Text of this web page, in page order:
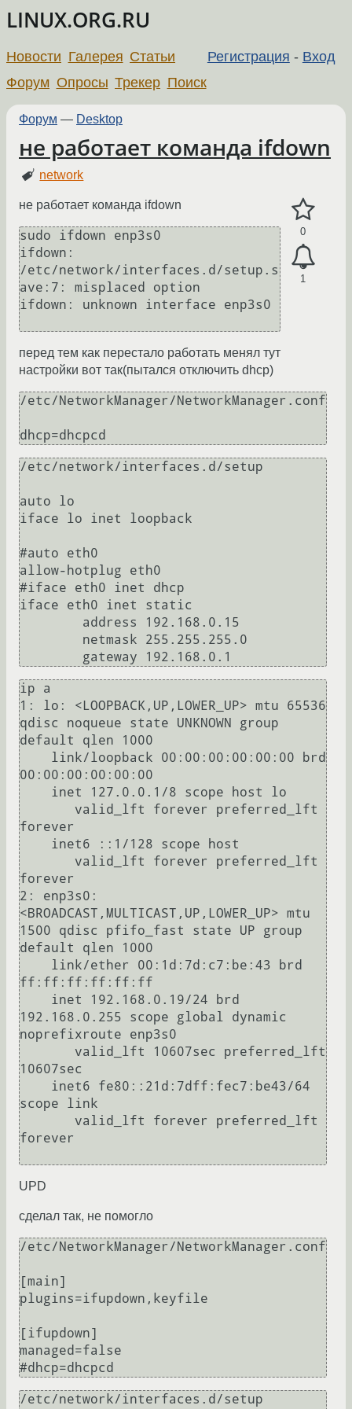
LINUX.ORG.RU
Регистрация - Вход
Новости Галерея Статьи
Форум Опросы Трекер Поиск
Форум — Desktop
не работает команда ifdown
network
0
1
не работает команда ifdown
sudo ifdown enp3s0
ifdown:
/etc/network/interfaces.d/setup.s
ave:7: misplaced option
ifdown: unknown interface enp3s0
перед тем как перестало работать менял тут
настройки вот так(пытался отключить dhcp)
/etc/NetworkManager/NetworkManager.conf
/etc/network/interfaces.d/setup
auto lo
iface lo inet loopback
#auto eth0
allow-hotplug eth0
#iface eth0 inet dhcp
iface eth0 inet static
ip a
1: lo: <LOOPBACK,UP,LOWER_UP> mtu 65536
qdisc noqueue state UNKNOWN group
default qlen 1000
00:00:00:00:00:00
forever
forever
2: enp3s0:
<BROADCAST,MULTICAST,UP,LOWER_UP> mtu
1500 qdisc pfifo_fast state UP group
default qlen 1000
ff:ff:ff:ff:ff:ff
192.168.0.255 scope global dynamic
noprefixroute enp3s0
10607sec
scope link
forever
UPD
сделал так, не помогло
/etc/NetworkManager/NetworkManager.conf
[main]
plugins=ifupdown,keyfile
[ifupdown]
managed=false
/etc/network/interfaces.d/setup